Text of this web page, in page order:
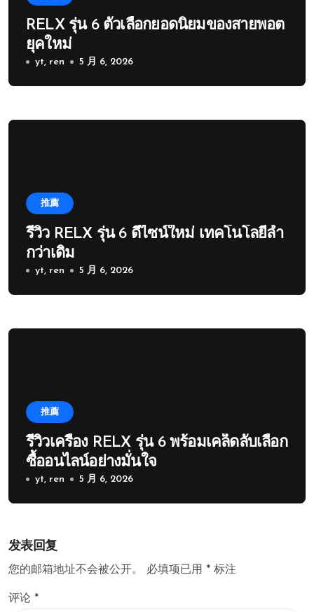
RELX รุ่น 6 ตัวเลือกยอดนิยมของสายพอต
ยุคใหม่
yt, ren 5 月 6, 2026
推薦
รีวิว RELX รุ่น 6 ดีไซน์ใหม่ เทคโนโลยีล้ำ
กว่าเดิม
yt, ren 5 月 6, 2026
推薦
รีวิวเครื่อง RELX รุ่น 6 พร้อมเคล็ดลับเลือก
ซื้ออนไลน์อย่างมั่นใจ
yt, ren 5 月 6, 2026
发表回复
您的邮箱地址不会被公开。 必填项已用 * 标注
评论 *